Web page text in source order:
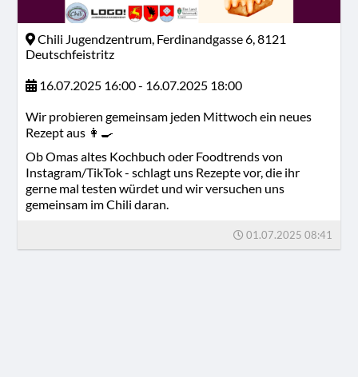
Chili Jugendzentrum, Ferdinandgasse 6, 8121
Deutschfeistritz
16.07.2025 16:00 - 16.07.2025 18:00
Wir probieren gemeinsam jeden Mittwoch ein neues
Rezept aus 👩‍🍳
Ob Omas altes Kochbuch oder Foodtrends von
Instagram/TikTok - schlagt uns Rezepte vor, die ihr
gerne mal testen würdet und wir versuchen uns
gemeinsam im Chili daran.
01.07.2025 08:41